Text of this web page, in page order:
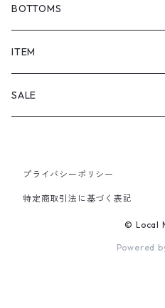
BOTTOMS
SHORTS
PANTS
ITEM
SALE
PANTS
プライバシーポリシー
特定商取引法に基づく表記
© Local
Powered